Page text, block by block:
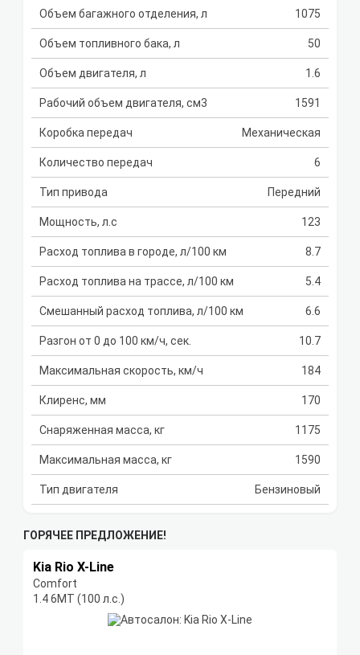
Объем багажного отделения, л 1075
Объем топливного бака, л 50
Объем двигателя, л 1.6
Рабочий объем двигателя, см3 1591
Коробка передач Механическая
Количество передач 6
Тип привода Передний
Мощность, л.с 123
Расход топлива в городе, л/100 км 8.7
Расход топлива на трассе, л/100 км 5.4
Смешанный расход топлива, л/100 км 6.6
Разгон от 0 до 100 км/ч, сек. 10.7
Максимальная скорость, км/ч 184
Клиренс, мм 170
Снаряженная масса, кг 1175
Максимальная масса, кг 1590
Тип двигателя Бензиновый
ГОРЯЧЕЕ ПРЕДЛОЖЕНИЕ!
Kia Rio X-Line
Comfort
1.4 6МТ (100 л.с.)